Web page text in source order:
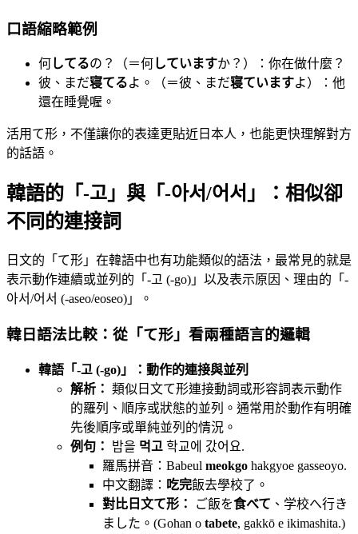
口語縮略範例
何してるの？（＝何していますか？）：你在做什麼？
彼、まだ寝てるよ。（＝彼、まだ寝ていますよ）：他
還在睡覺喔。
活用て形，不僅讓你的表達更貼近日本人，也能更快理解對方
的話語。
韓語的「-고」與「-아서/어서」：相似卻
不同的連接詞
日文的「て形」在韓語中也有功能類似的語法，最常見的就是
表示動作連續或並列的「-고 (-go)」以及表示原因、理由的「-
아서/어서 (-aseo/eoseo)」。
韓日語法比較：從「て形」看兩種語言的邏輯
韓語「-고 (-go)」：動作的連接與並列
解析： 類似日文て形連接動詞或形容詞表示動作
的羅列、順序或狀態的並列。通常用於動作有明確
先後順序或單純並列的情況。
例句：
밥을 먹고 학교에 갔어요.
羅馬拼音：Babeul meokgo hakgyoe gasseoyo.
中文翻譯： 吃完飯去學校了。
對比日文て形：
ご飯を食べて 、学校へ行き
ました。(Gohan o tabete, gakkō e ikimashita.)